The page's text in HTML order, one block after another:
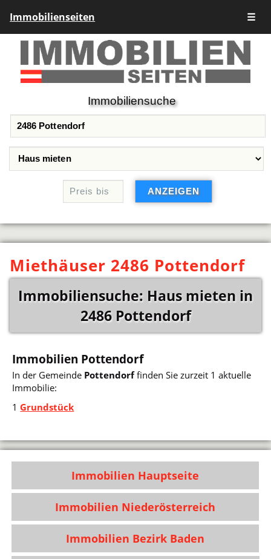
Immobilienseiten ☰
Immobiliensuche
Miethäuser 2486 Pottendorf
Immobiliensuche: Haus mieten in
2486 Pottendorf
Immobilien Pottendorf
In der Gemeinde Pottendorffinden Sie zurzeit 1 aktuelle
Immobilie:
1Grundstück
Immobilien Hauptseite
Immobilien Niederösterreich
Immobilien Bezirk Baden